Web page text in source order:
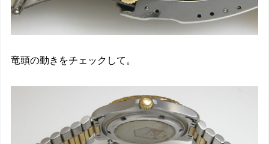
竜頭の動きをチェックして。